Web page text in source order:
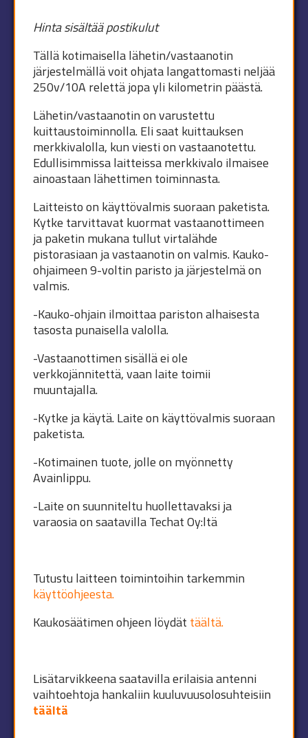
Hinta sisältää postikulut
Tällä kotimaisella lähetin/vastaanotin
järjestelmällä voit ohjata langattomasti neljää
250v/10A relettä jopa yli kilometrin päästä.
Lähetin/vastaanotin on varustettu
kuittaustoiminnolla. Eli saat kuittauksen
merkkivalolla, kun viesti on vastaanotettu.
Edullisimmissa laitteissa merkkivalo ilmaisee
ainoastaan lähettimen toiminnasta.
Laitteisto on käyttövalmis suoraan paketista.
Kytke tarvittavat kuormat vastaanottimeen
ja paketin mukana tullut virtalähde
pistorasiaan ja vastaanotin on valmis. Kauko-
ohjaimeen 9-voltin paristo ja järjestelmä on
valmis.
-Kauko-ohjain ilmoittaa pariston alhaisesta
tasosta punaisella valolla.
-Vastaanottimen sisällä ei ole
verkkojännitettä, vaan laite toimii
muuntajalla.
-Kytke ja käytä. Laite on käyttövalmis suoraan
paketista.
-Kotimainen tuote, jolle on myönnetty
Avainlippu.
-Laite on suunniteltu huollettavaksi ja
varaosia on saatavilla Techat Oy:ltä
Tutustu laitteen toimintoihin tarkemmin
käyttöohjeesta.
Kaukosäätimen ohjeen löydät täältä.
Lisätarvikkeena saatavilla erilaisia antenni
vaihtoehtoja hankaliin kuuluvuusolosuhteisiin
täältä